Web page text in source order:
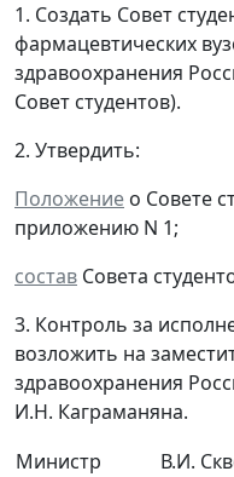
1. Создать Совет
фармацевтических
здравоохранения
Совет студентов).
2. Утвердить:
Положение о Совете
приложению N 1;
состав Совета
3. Контроль за
возложить на
здравоохранения
И.Н. Каграманяна.
Министр
В.И.